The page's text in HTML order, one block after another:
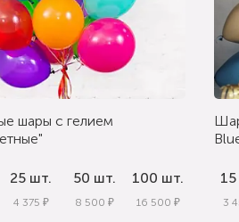
шары с гелием
25 шт.
4 375 ₽
50 шт.
8 500 ₽
100 шт.
16 500 ₽ 3